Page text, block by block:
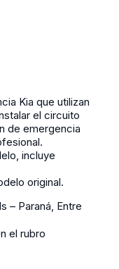
Kia que utilizan
el circuito
de emergencia
incluye
original.
– Paraná, Entre
el rubro